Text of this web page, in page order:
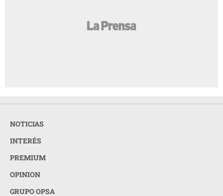
NOTICIAS
INTERÉS
PREMIUM
OPINION
GRUPO OPSA